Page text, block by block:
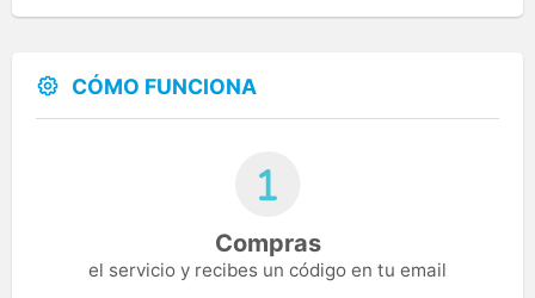
CÓMO FUNCIONA
Compras
el servicio y recibes un código en tu email